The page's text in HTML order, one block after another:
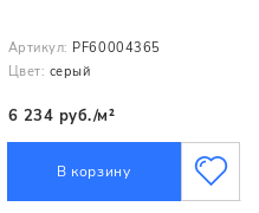
Артикул: PF60004365
Цвет: серый
6 234 руб./м²
В корзину